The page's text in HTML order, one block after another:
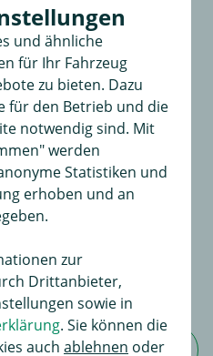
(0)
(0)
(0)
(0)
(0)
Artikel!
Möglichkeit, Ihre
über dieses Produkt zu
anderen Interessenten
Kauf.
schreiben
und ähnliche
für Ihr Fahrzeug
zu bieten. Dazu
für den Betrieb und die
notwendig sind. Mit
werden
Statistiken und
erhoben und an
zur
Drittanbieter,
sowie in
. Sie können die
auch ablehnen oder